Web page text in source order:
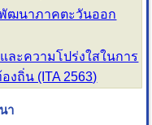
ฒนาภาคตะวันออก
ะความโปร่งใสในการ
งถิ่น (ITA 2563)
า